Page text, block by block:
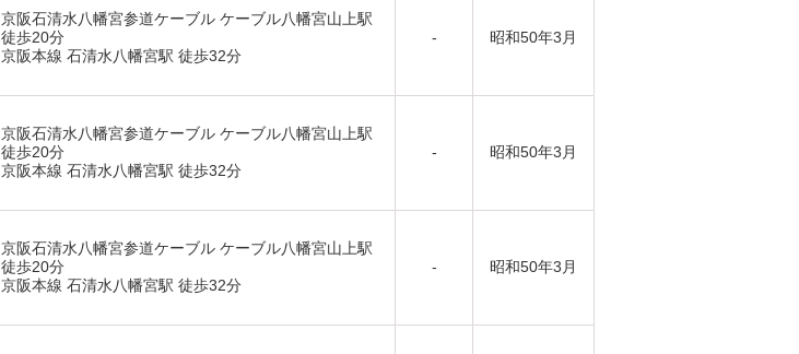
京阪石清水八幡宮参道ケーブル ケーブル八幡宮山上駅
徒歩20分
京阪本線 石清水八幡宮駅 徒歩32分
- 昭和50年3月
京阪石清水八幡宮参道ケーブル ケーブル八幡宮山上駅
徒歩20分
京阪本線 石清水八幡宮駅 徒歩32分
- 昭和50年3月
京阪石清水八幡宮参道ケーブル ケーブル八幡宮山上駅
徒歩20分
京阪本線 石清水八幡宮駅 徒歩32分
- 昭和50年3月